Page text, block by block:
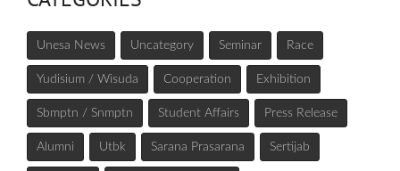
Unesa News Uncategory Seminar Race
Yudisium / Wisuda Cooperation Exhibition
Sbmptn / Snmptn Student Affairs Press Release
Alumni Utbk Sarana Prasarana Sertijab